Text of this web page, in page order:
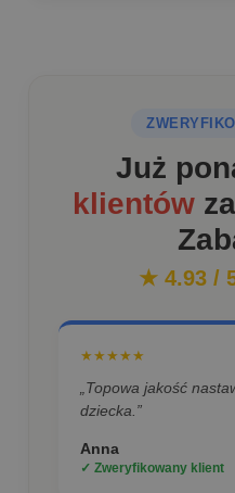
Już
klientów
★ 4.93 /
★★★★★
„Topowa jakość
dziecka.”
Anna
✓ Zweryfikowany klient